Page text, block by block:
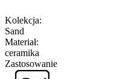
Kolekcja:
Sand
Materiał:
ceramika
Zastosowanie